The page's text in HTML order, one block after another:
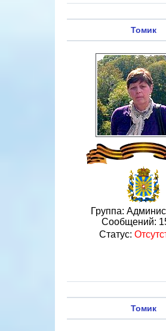
Томик
Группа:
Сообщений:
Статус:
Томик